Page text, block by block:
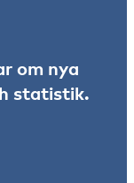
om nya
statistik.